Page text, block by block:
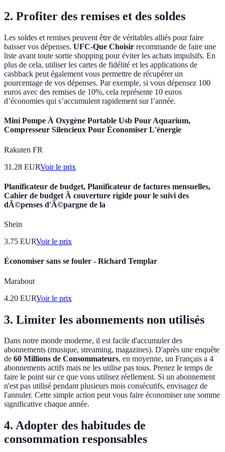
2. Profiter des remises et des soldes
Les soldes et remises peuvent être de véritables alliés pour faire
baisser vos dépenses. UFC-Que Choisir recommande de faire une
liste avant toute sortie shopping pour éviter les achats impulsifs. En
plus de cela, utiliser les cartes de fidélité et les applications de
cashback peut également vous permettre de récupérer un
pourcentage de vos dépenses. Par exemple, si vous dépensez 100
euros avec des remises de 10%, cela représente 10 euros
d’économies qui s’accumulent rapidement sur l’année.
Mini Pompe À Oxygène Portable Usb Pour Aquarium,
Compresseur Silencieux Pour Économiser L'énergie
Rakuten FR
31.28 EURVoir le prix
Planificateur de budget, Planificateur de factures mensuelles,
Cahier de budget Ã couverture rigide pour le suivi des
dÃ©penses d'Ã©pargne de la
Shein
3.75 EURVoir le prix
Économiser sans se fouler - Richard Templar
Marabout
4.20 EURVoir le prix
3. Limiter les abonnements non utilisés
Dans notre monde moderne, il est facile d'accumuler des
abonnements (musique, streaming, magazines). D'après une enquête
de 60 Millions de Consommateurs, en moyenne, un Français a 4
abonnements actifs mais ne les utilise pas tous. Prenez le temps de
faire le point sur ce que vous utilisez réellement. Si un abonnement
n'est pas utilisé pendant plusieurs mois consécutifs, envisagez de
l'annuler. Cette simple action peut vous faire économiser une somme
significative chaque année.
4. Adopter des habitudes de
consommation responsables